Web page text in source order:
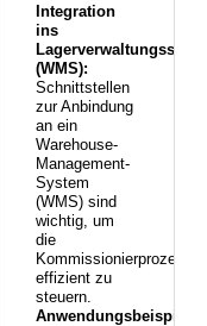
Integration
ins
(WMS):
Schnittstellen
zur Anbindung
an ein
Warehouse-
Management-
System
(WMS) sind
wichtig, um
die
Kommissionierprozesse
effizient zu
steuern.
Anwendungsbeispiele